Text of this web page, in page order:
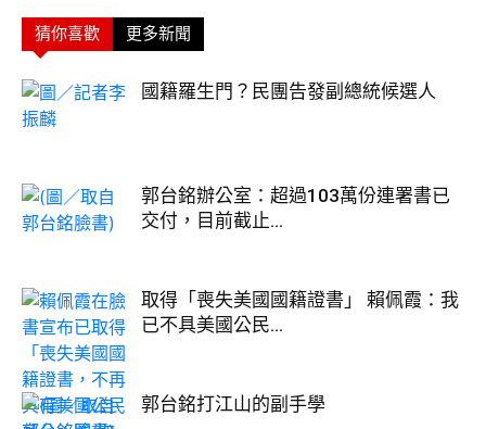
猜你喜歡 更多新聞
國籍羅生門？民團告發副總統候選人
郭台銘辦公室：超過103萬份連署書已
交付，目前截止...
取得「喪失美國國籍證書」 賴佩霞：我
已不具美國公民...
郭台銘打江山的副手學